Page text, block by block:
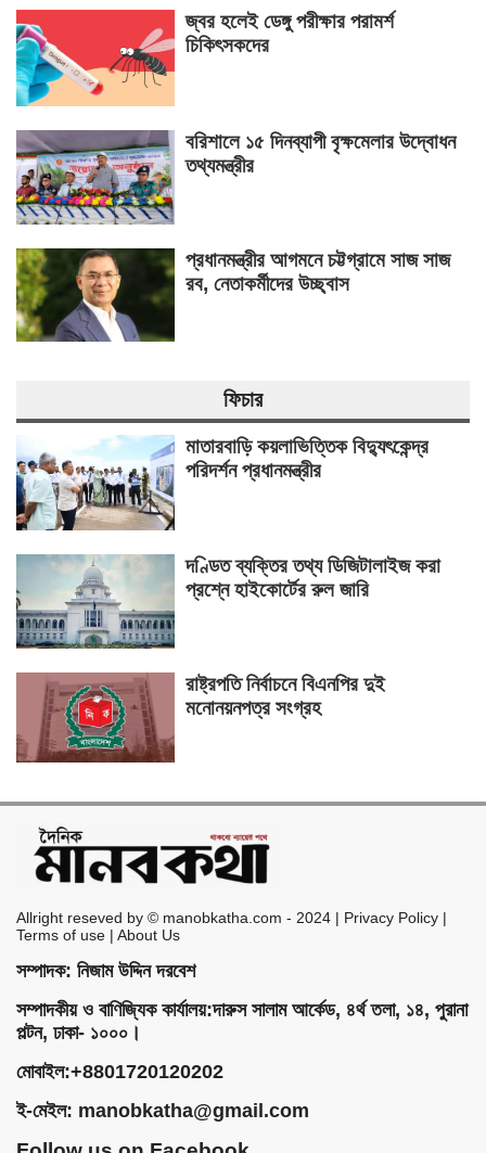
জ্বর হলেই ডেঙ্গু পরীক্ষার পরামর্শ
চিকিৎসকদের
বরিশালে ১৫ দিনব্যাপী বৃক্ষমেলার উদ্বোধন
তথ্যমন্ত্রীর
প্রধানমন্ত্রীর আগমনে চট্টগ্রামে সাজ সাজ
রব, নেতাকর্মীদের উচ্ছ্বাস
ফিচার
মাতারবাড়ি কয়লাভিত্তিক বিদ্যুৎকেন্দ্র
পরিদর্শন প্রধানমন্ত্রীর
দণ্ডিত ব্যক্তির তথ্য ডিজিটালাইজ করা
প্রশ্নে হাইকোর্টের রুল জারি
রাষ্ট্রপতি নির্বাচনে বিএনপির দুই
মনোনয়নপত্র সংগ্রহ
Allright reseved by © manobkatha.com - 2024 | Privacy Policy |
Terms of use | About Us
সম্পাদক: নিজাম উদ্দিন দরবেশ
সম্পাদকীয় ও বাণিজ্যিক কার্যালয়:দারুস সালাম আর্কেড, ৪র্থ তলা, ১৪, পুরানা
পল্টন, ঢাকা- ১০০০।
মোবাইল:+8801720120202
ই-মেইল: manobkatha@gmail.com